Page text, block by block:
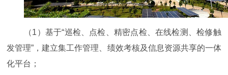
（1）基于“巡检、点检、精密点检、在线检测、检修触
发管理”，建立集工作管理、绩效考核及信息资源共享的一体
化平台；